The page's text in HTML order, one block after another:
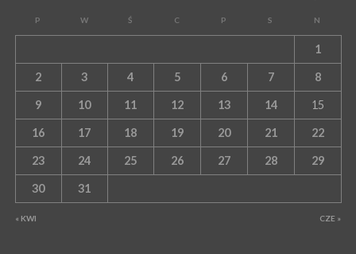
P W Ś C P S N
« KWI CZE »
1
2 3 4 5 6 7 8
9 10 11 12 13 14 15
16 17 18 19 20 21 22
23 24 25 26 27 28 29
30 31